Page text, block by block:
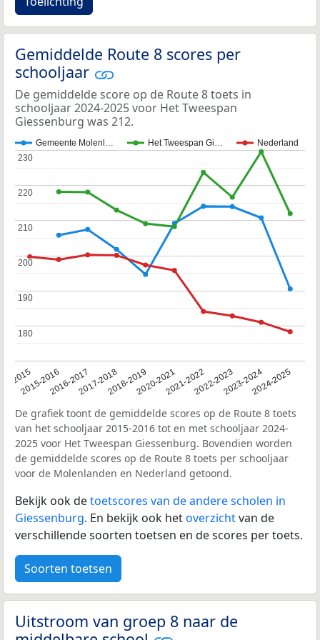
Gemiddelde Route 8 scores per
schooljaar
De gemiddelde score op de Route 8 toets in
schooljaar 2024-2025 voor Het Tweespan
Giessenburg was 212.
Gemeente Molenl… Het Tweespan Gi… Nederland
2015
2015-20162016-20172017-20182018-20192020-20212021-20222022-20232023-20242024-2025
180
180
190
190
200
200
210
210
220
220
230
230
De grafiek toont de gemiddelde scores op de Route 8 toets
van het schooljaar 2015-2016 tot en met schooljaar 2024-
2025 voor Het Tweespan Giessenburg. Bovendien worden
de gemiddelde scores op de Route 8 toets per schooljaar
voor de Molenlanden en Nederland getoond.
Bekijk ook detoetscores van de andere scholen in
Giessenburg. En bekijk ook hetoverzichtvan de
verschillende soorten toetsen en de scores per toets.
Soorten toetsen
Uitstroom van groep 8 naar de